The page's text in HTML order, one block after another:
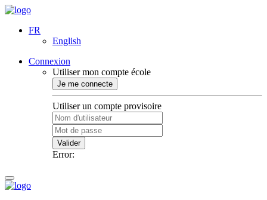
FR
English
Connexion
Utiliser mon compte école
Je me connecte
Utiliser un compte provisoire
Valider
Error: